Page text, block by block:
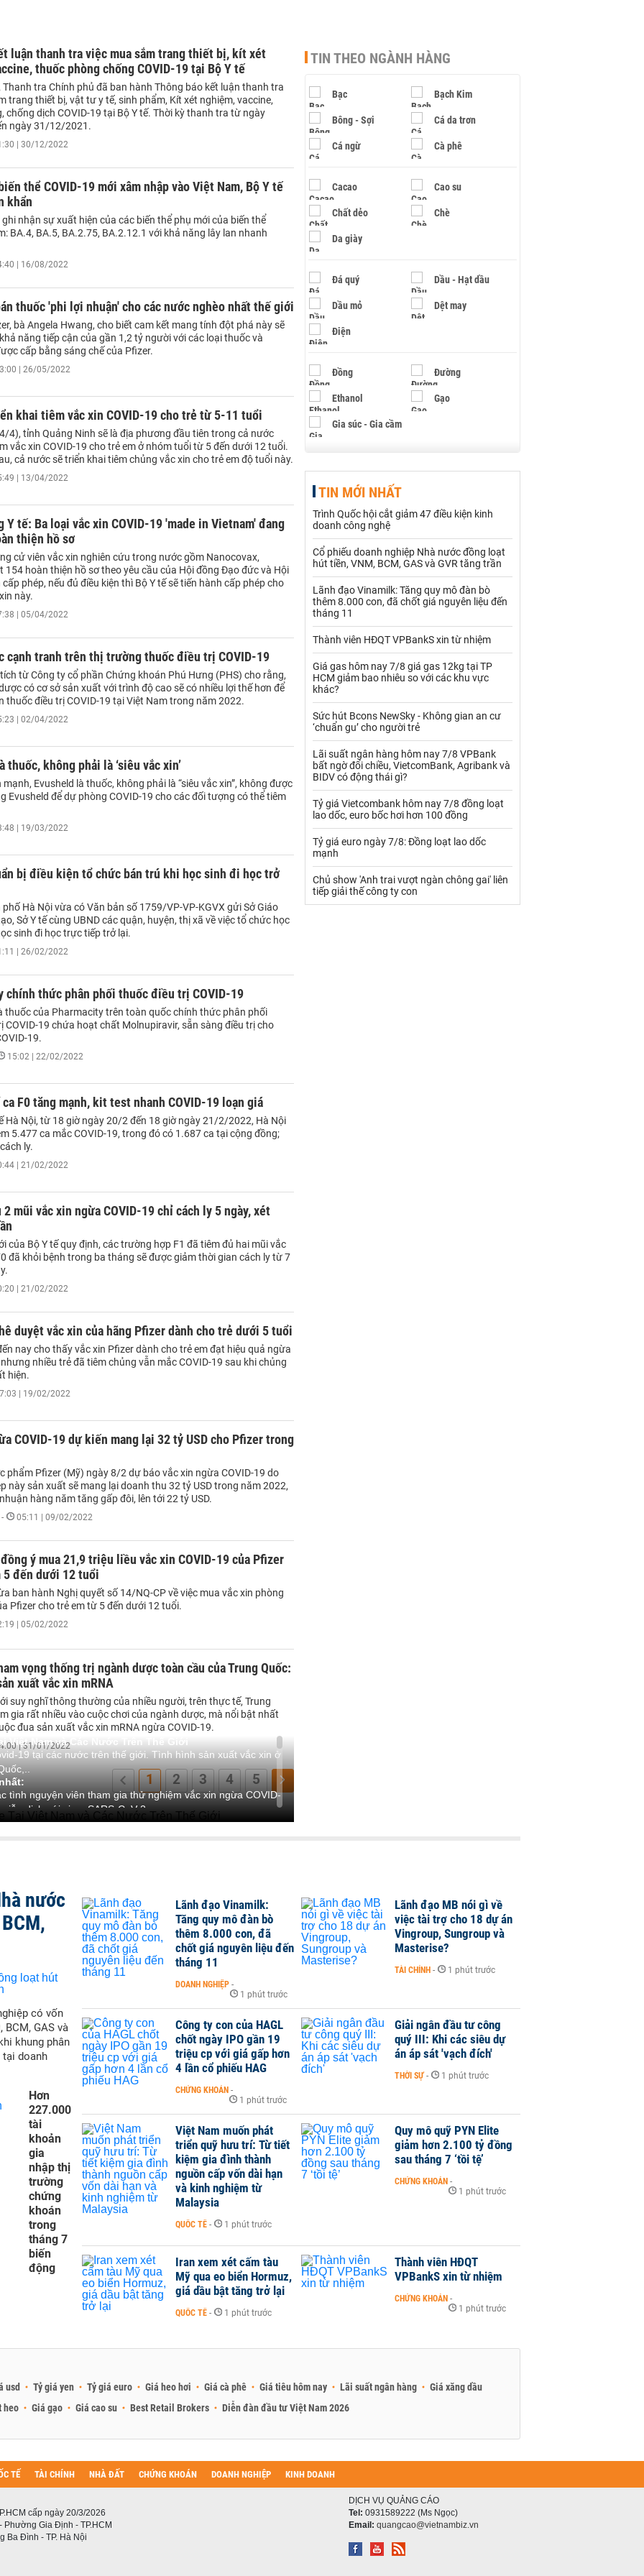
luận thanh tra việc mua sắm trang thiết bị, kít xét
thuốc phòng chống COVID-19 tại Bộ Y tế
tra Chính phủ đã ban hành Thông báo kết luận thanh tra
trang thiết bị, vật tư y tế, sinh phẩm, Kít xét nghiệm, vaccine,
chống dịch COVID-19 tại Bộ Y tế. Thời kỳ thanh tra từ ngày
ngày 31/12/2021.
| 30/12/2022
thể COVID-19 mới xâm nhập vào Việt Nam, Bộ Y tế
khẩn
nhận sự xuất hiện của các biến thể phụ mới của biến thể
BA.4, BA.5, BA.2.75, BA.2.12.1 với khả năng lây lan nhanh
| 16/08/2022
thuốc 'phi lợi nhuận' cho các nước nghèo nhất thế giới
bà Angela Hwang, cho biết cam kết mang tính đột phá này sẽ
năng tiếp cận của gần 1,2 tỷ người với các loại thuốc và
cấp bằng sáng chế của Pfizer.
| 26/05/2022
khai tiêm vắc xin COVID-19 cho trẻ từ 5-11 tuổi
4), tỉnh Quảng Ninh sẽ là địa phương đầu tiên trong cả nước
vắc xin COVID-19 cho trẻ em ở nhóm tuổi từ 5 đến dưới 12 tuổi.
cả nước sẽ triển khai tiêm chủng vắc xin cho trẻ em độ tuổi này.
| 13/04/2022
Y tế: Ba loại vắc xin COVID-19 'made in Vietnam' đang
thiện hồ sơ
cử viên vắc xin nghiên cứu trong nước gồm Nanocovax,
154 hoàn thiện hồ sơ theo yêu cầu của Hội đồng Đạo đức và Hội
phép, nếu đủ điều kiện thì Bộ Y tế sẽ tiến hành cấp phép cho
này.
| 05/04/2022
cạnh tranh trên thị trường thuốc điều trị COVID-19
từ Công ty cổ phần Chứng khoán Phú Hưng (PHS) cho rằng,
có cơ sở sản xuất với trình độ cao sẽ có nhiều lợi thế hơn để
thuốc điều trị COVID-19 tại Việt Nam trong năm 2022.
| 02/04/2022
thuốc, không phải là ‘siêu vắc xin’
mạnh, Evusheld là thuốc, không phải là “siêu vắc xin”, không được
Evusheld để dự phòng COVID-19 cho các đối tượng có thể tiêm
| 19/03/2022
bị điều kiện tổ chức bán trú khi học sinh đi học trở
phố Hà Nội vừa có Văn bản số 1759/VP-VP-KGVX gửi Sở Giáo
Sở Y tế cùng UBND các quận, huyện, thị xã về việc tổ chức học
sinh đi học trực tiếp trở lại.
| 26/02/2022
chính thức phân phối thuốc điều trị COVID-19
thuốc của Pharmacity trên toàn quốc chính thức phân phối
COVID-19 chứa hoạt chất Molnupiravir, sẵn sàng điều trị cho
19.
15:02 | 22/02/2022
ca F0 tăng mạnh, kit test nhanh COVID-19 loạn giá
Hà Nội, từ 18 giờ ngày 20/2 đến 18 giờ ngày 21/2/2022, Hà Nội
5.477 ca mắc COVID-19, trong đó có 1.687 ca tại cộng đồng;
ly.
| 21/02/2022
mũi vắc xin ngừa COVID-19 chỉ cách ly 5 ngày, xét
của Bộ Y tế quy định, các trường hợp F1 đã tiêm đủ hai mũi vắc
đã khỏi bệnh trong ba tháng sẽ được giảm thời gian cách ly từ 7
| 21/02/2022
duyệt vắc xin của hãng Pfizer dành cho trẻ dưới 5 tuổi
nay cho thấy vắc xin Pfizer dành cho trẻ em đạt hiệu quả ngừa
nhiều trẻ đã tiêm chủng vẫn mắc COVID-19 sau khi chủng
hiện.
| 19/02/2022
COVID-19 dự kiến mang lại 32 tỷ USD cho Pfizer trong
phẩm Pfizer (Mỹ) ngày 8/2 dự báo vắc xin ngừa COVID-19 do
này sản xuất sẽ mang lại doanh thu 32 tỷ USD trong năm 2022,
hàng năm tăng gấp đôi, lên tới 22 tỷ USD.
- 05:11 | 09/02/2022
ý mua 21,9 triệu liều vắc xin COVID-19 của Pfizer
5 đến dưới 12 tuổi
ban hành Nghị quyết số 14/NQ-CP về việc mua vắc xin phòng
Pfizer cho trẻ em từ 5 đến dưới 12 tuổi.
| 05/02/2022
vọng thống trị ngành dược toàn cầu của Trung Quốc:
xuất vắc xin mRNA
suy nghĩ thông thường của nhiều người, trên thực tế, Trung
gia rất nhiều vào cuộc chơi của ngành dược, mà nổi bật nhất
đua sản xuất vắc xin mRNA ngừa COVID-19.
| 31/01/2022
1 2 3 4 5
Việt Nam và Các Nước Trên Thế Giới
19 tại các nước trên thế giới. Tình hình sản xuất vắc xin ở
tình nguyện viên tham gia thử nghiệm vắc xin ngừa COVID-
dịch với virus SARS-CoV-2.
nguyện viên có phản ứng miễn dịch rõ ràng sau khi tiêm
bên trong cơ thể sống nhằm mục đích chống lại các yếu tố
nguyện viên đã được kiểm tra y tế lần cuối vào đầu ngày 3/8
Bộ Quốc phòng Nga. Tham gia quá trình này còn có Trung
gia Nga.
các tình nguyện viên đã quay lại bệnh viện và trải qua
sâu.
có cho thấy mức độ an toàn và khả năng dung nạp tốt của
cho biết đây là một trong hai loại vắc xin ngừa COVID-
kiến diễn ra trong tháng 8 và sản xuất có thể bắt đầu từ
Virus học và Công nghệ Sinh học Vektor của Nga phát
bắt đầu sản xuất hàng loạt từ tháng 10, Phó Thủ tướng
cho biết Nga đang chuẩn bị cho một chiến dịch tiêm
đến chiều ngày 4/8, Nga đã công bố 859.762 ca dương
TIN THEO NGÀNH HÀNG
Bạc Bạch Kim
Bông - Sợi Cá da trơn
Cá ngừ Cà phê
Cacao Cao su
Chất dẻo Chè
Da giày
Đá quý Dầu - Hạt dầu
Dầu mỏ Dệt may
Điện
Đồng Đường
Ethanol Gạo
Gia súc - Gia cầm
Hạt điều
Khí đốt
Kim loại khác Mắc ca
Muối Ngũ cốc
Nhựa - Hạt nhựa
Palladium Phân bón
Rau - Củ -Quả Sắt thép
Sữa
Than Thức ăn chăn nuôi
Thủy hải sản khác Tôm
VLXD khác Xăng dầu
TIN MỚI NHẤT
Trình Quốc hội cắt giảm 47 điều kiện kinh
doanh công nghệ
Cổ phiếu doanh nghiệp Nhà nước đồng loạt
hút tiền, VNM, BCM, GAS và GVR tăng trần
Lãnh đạo Vinamilk: Tăng quy mô đàn bò
thêm 8.000 con, đã chốt giá nguyên liệu đến
tháng 11
Thành viên HĐQT VPBankS xin từ nhiệm
Giá gas hôm nay 7/8 giá gas 12kg tại TP
HCM giảm bao nhiêu so với các khu vực
khác?
Sức hút Bcons NewSky - Không gian an cư
‘chuẩn gu’ cho người trẻ
Lãi suất ngân hàng hôm nay 7/8 VPBank
bất ngờ đổi chiều, VietcomBank, Agribank và
BIDV có động thái gì?
Tỷ giá Vietcombank hôm nay 7/8 đồng loạt
lao dốc, euro bốc hơi hơn 100 đồng
Tỷ giá euro ngày 7/8: Đồng loạt lao dốc
mạnh
Chủ show 'Anh trai vượt ngàn chông gai' liên
tiếp giải thế công ty con
nước
có vốn
GAS và
khung phân
tại doanh
Hơn
227.000
tài
khoản
gia
nhập thị
trường
chứng
khoán
trong
tháng 7
biến
động
Lãnh đạo Vinamilk:
Tăng quy mô đàn bò
thêm 8.000 con, đã
chốt giá nguyên liệu đến
tháng 11
DOANH NGHIỆP -
1 phút trước
Lãnh đạo MB nói gì về
việc tài trợ cho 18 dự án
Vingroup, Sungroup và
Masterise?
TÀI CHÍNH - 1 phút trước
Công ty con của HAGL
chốt ngày IPO gần 19
triệu cp với giá gấp hơn
4 lần cổ phiếu HAG
CHỨNG KHOÁN -
1 phút trước
Giải ngân đầu tư công
quý III: Khi các siêu dự
án áp sát 'vạch đích'
THỜI SỰ - 1 phút trước
Việt Nam muốn phát
triển quỹ hưu trí: Từ tiết
kiệm gia đình thành
nguồn cấp vốn dài hạn
và kinh nghiệm từ
Malaysia
QUỐC TẾ - 1 phút trước
Quy mô quỹ PYN Elite
giảm hơn 2.100 tỷ đồng
sau tháng 7 ‘tồi tệ’
CHỨNG KHOÁN -
1 phút trước
Iran xem xét cấm tàu
Mỹ qua eo biển Hormuz,
giá dầu bật tăng trở lại
QUỐC TẾ - 1 phút trước
Thành viên HĐQT
VPBankS xin từ nhiệm
CHỨNG KHOÁN -
1 phút trước
usd Tỷ giá yen Tỷ giá euro Giá heo hơi Giá cà phê Giá tiêu hôm nay Lãi suất ngân hàng
Giá xăng dầu
heo Giá gạo Giá cao su Best Retail Brokers Diễn đàn đầu tư Việt Nam 2026
TẾ TÀI CHÍNH NHÀ ĐẤT CHỨNG KHOÁN DOANH NGHIỆP KINH DOANH
cấp ngày 20/3/2026
Gia Định - TP.HCM
Ba Đình - TP. Hà Nội
DỊCH VỤ QUẢNG CÁO
Tel: 0931589222 (Ms Ngọc)
Email: quangcao@vietnambiz.vn